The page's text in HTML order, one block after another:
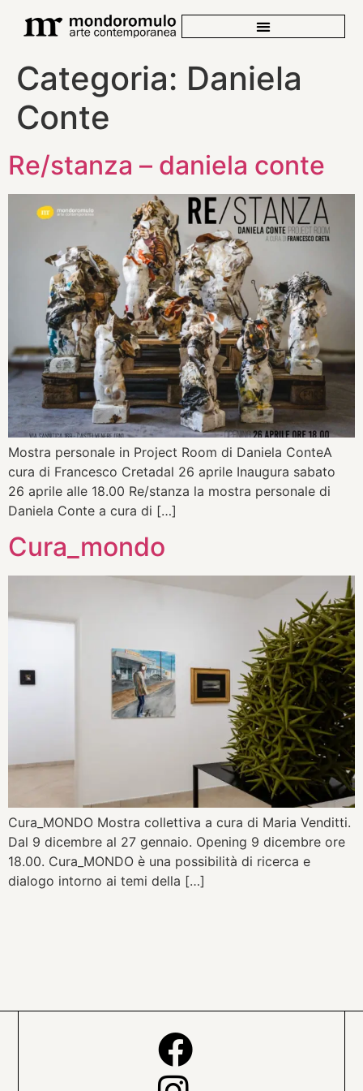
Categoria: Daniela
Conte
Re/stanza – daniela conte
Mostra personale in Project Room di Daniela ConteA
cura di Francesco Cretadal 26 aprile Inaugura sabato
26 aprile alle 18.00 Re/stanza la mostra personale di
Daniela Conte a cura di […]
Cura_mondo
Cura_MONDO Mostra collettiva a cura di Maria Venditti.
Dal 9 dicembre al 27 gennaio. Opening 9 dicembre ore
18.00. Cura_MONDO è una possibilità di ricerca e
dialogo intorno ai temi della […]